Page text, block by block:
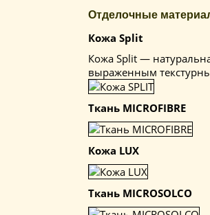
Отделочные
Кожа Split
Кожа Split —
выраженным
Ткань MICROFIBRE
Кожа LUX
Ткань MICROSOLCO